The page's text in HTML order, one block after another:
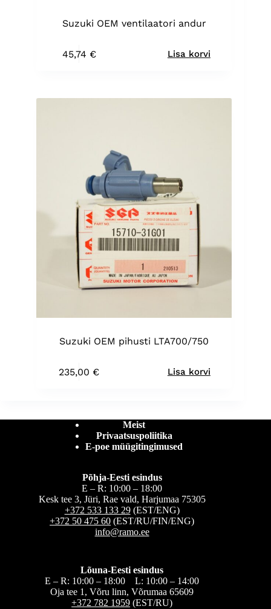
Suzuki OEM ventilaatori andur
45,74 € Lisa korvi
Suzuki OEM pihusti LTA700/750
235,00 € Lisa korvi
Meist
Privaatsuspoliitika
E-poe müügitingimused
Põhja-Eesti esindus
E – R: 10:00 – 18:00
Kesk tee 3, Jüri, Rae vald, Harjumaa 75305
+372 533 133 29(EST/ENG)
+372 50 475 60 (EST/RU/FIN/ENG)
info@ramo.ee
Lõuna-Eesti esindus
E – R: 10:00 – 18:00 L: 10:00 – 14:00
Oja tee 1, Võru linn, Võrumaa 65609
+372 782 1959 (EST/RU)